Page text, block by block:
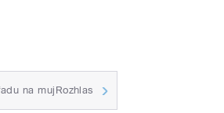
na mujRozhlas